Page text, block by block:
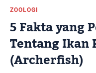
ZOOLOGI
5 Fakta yang
Tentang Ikan
(Archerfish)